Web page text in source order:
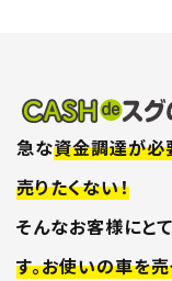
急な資金調達が必
売りたくない！
そんなお客様にと
す。お使いの車を売